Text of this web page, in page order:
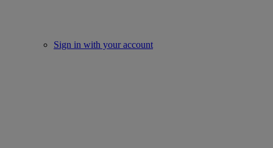
Sign in with your account